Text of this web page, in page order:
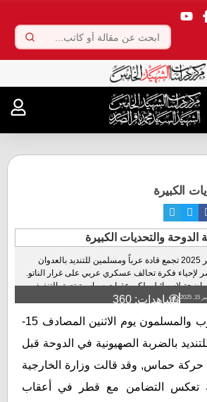
الكبيرة
قمة الدوحة في 15 سبتمبر 2025 تجمع قادة عرباً ومسلمين للتنديد بالعدوان
لإحياء فكرة تحالف عسكري عربي على غرار الناتو.
لإسرائيل، لكن عقبات سياسية تعيق التنفيذ....
مشاهدات: 360
يجتمع الزعماء العرب والمسلمون يوم الاثنين المصادف 15-
للتنديد بالضربة الصهيونية في الدوحة قبل
حركة حماس, وقد قالت وزارة الخارجية
تعكس التضامن مع قطر في أعقاب